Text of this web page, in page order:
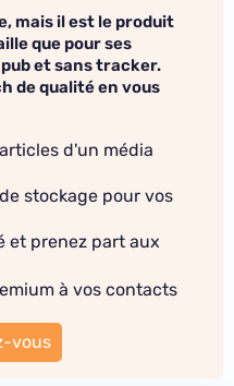
mais il est le produit
que pour ses
et sans tracker.
de qualité en vous
d'un média
stockage pour vos
et prenez part aux
à vos contacts
vous